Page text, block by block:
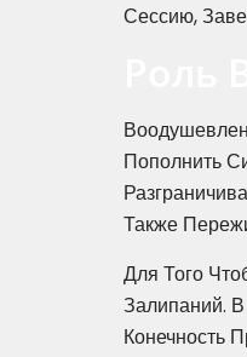
Сессию,
Пополнить
Также
Для Того
Залипаний.
Конечность